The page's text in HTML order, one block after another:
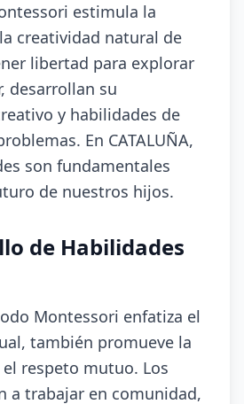
estimula la
creatividad natural de
libertad para explorar
desarrollan su
y habilidades de
En CATALUÑA,
son fundamentales
de nuestros hijos.
de Habilidades
Montessori enfatiza el
también promueve la
respeto mutuo. Los
a trabajar en comunidad,